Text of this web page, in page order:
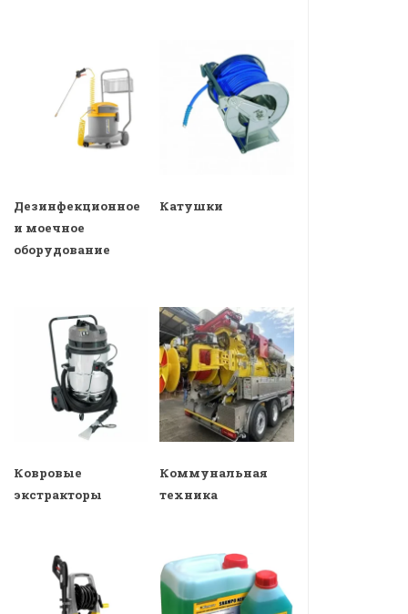
Дезинфекционное
и моечное
оборудование
Катушки
Ковровые
экстракторы
Коммунальная
техника